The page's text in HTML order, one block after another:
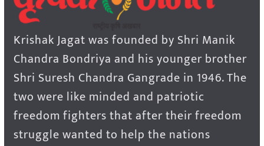
Krishak Jagat was founded by Shri Manik
Chandra Bondriya and his younger brother
Shri Suresh Chandra Gangrade in 1946. The
two were like minded and patriotic
freedom fighters that after their freedom
struggle wanted to help the nations